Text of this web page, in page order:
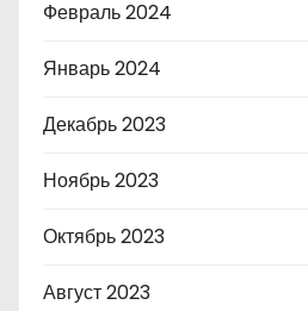
Февраль 2024
Январь 2024
Декабрь 2023
Ноябрь 2023
Октябрь 2023
Август 2023